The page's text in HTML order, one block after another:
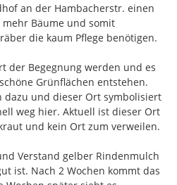
an der Hambacherstr. einen
Bäume und somit
die kaum Pflege benötigen.
der Begegnung werden und es
Grünflächen entstehen.
dazu und dieser Ort symbolisiert
weg hier. Aktuell ist dieser Ort
und kein Ort zum verweilen.
Verstand gelber Rindenmulch
ist. Nach 2 Wochen kommt das